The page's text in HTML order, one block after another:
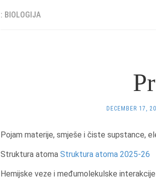
: BIOLOGIJA
DECEMBER 17,
Pojam materije, smješe i čiste supstance,
Struktura atoma Struktura atoma 2025-26
Hemijske veze i međumolekulske interakcije